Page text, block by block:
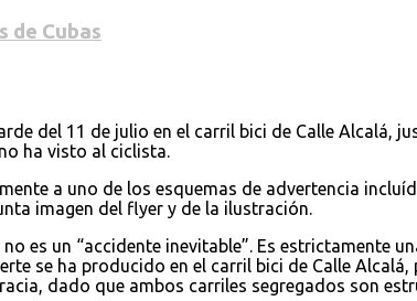
de Cubas
del 11 de julio en el carril bici de Calle Alcalá,
ha visto al ciclista.
a uno de los esquemas de advertencia
imagen del flyer y de la ilustración.
es un “accidente inevitable”. Es estrictamente
se ha producido en el carril bici de Calle
dado que ambos carriles segregados son